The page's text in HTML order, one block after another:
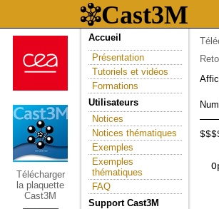
Télécharger
la plaquette
Cast3M
Accueil
Présentation
Tutoriels et vidéos
Formations
Utilisateurs
Notices
Notices thématiques
Exemples
Exemples
thématiques
FAQ
Support Cast3M